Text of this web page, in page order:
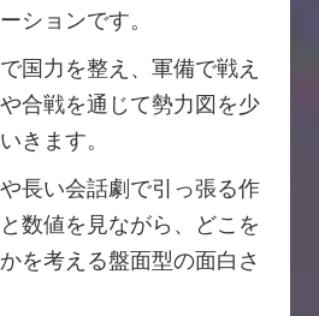
ションです。
国力を整え、軍備で戦え
合戦を通じて勢力図を少
きます。
長い会話劇で引っ張る作
数値を見ながら、どこを
を考える盤面型の面白さ